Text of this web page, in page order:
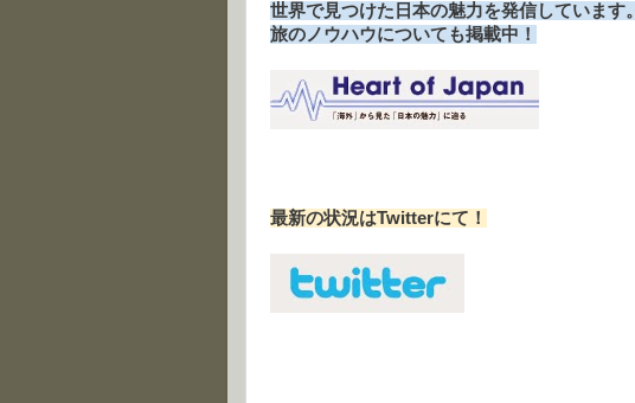
世界で見つけた日本の魅力を発信しています。
旅のノウハウについても掲載中！
最新の状況はTwitterにて！